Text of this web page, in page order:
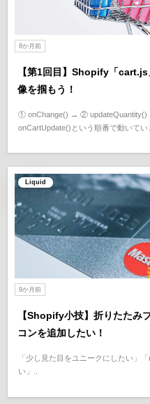
8か月前
【第1回目】Shopify「
像を掴もう！
① onChange() → ②
onCartUpdate()という順番で動いてい
Liquid
9か月前
【Shopify小技】折りたた
コンを追加したい！
「少し見た目をユニークにしたい」
い」..